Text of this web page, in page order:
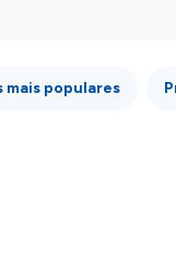
atenção todas
antes de
verifique
mais populares